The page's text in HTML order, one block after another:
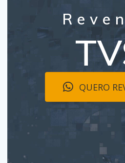
QUERO